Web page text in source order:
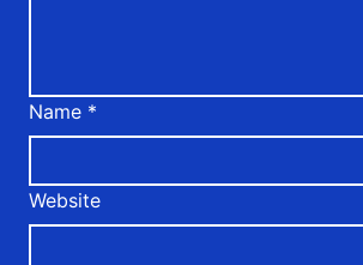
Name *
Website